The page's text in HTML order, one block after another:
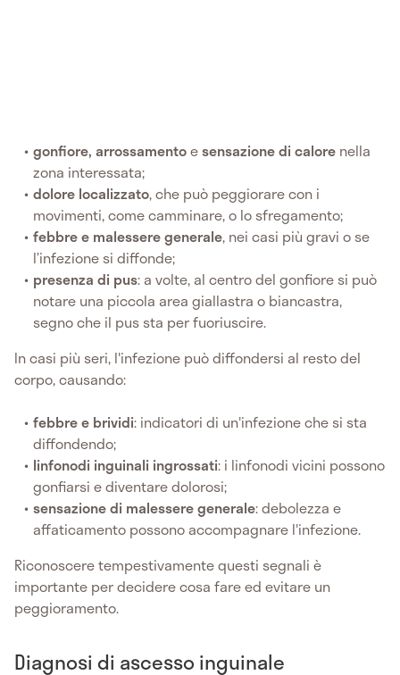
gonfiore, arrossamentoesensazione di calore nella
zona interessata;
dolore localizzato, che può peggiorare con i
movimenti, come camminare, o lo sfregamento;
febbre e malessere generale, nei casi più gravi o se
l’infezione si diffonde;
presenza di pus: a volte, al centro del gonfiore si può
notare una piccola area giallastra o biancastra,
segno che il pus sta per fuoriuscire.
In casi più seri, l'infezione può diffondersi al resto del
corpo, causando:
febbre e brividi: indicatori di un'infezione che si sta
diffondendo;
linfonodi inguinali ingrossati: i linfonodi vicini possono
gonfiarsi e diventare dolorosi;
sensazione di malessere generale: debolezza e
affaticamento possono accompagnare l'infezione.
Riconoscere tempestivamente questi segnali è
importante per decidere cosa fare ed evitare un
peggioramento.
Diagnosi di ascesso inguinale